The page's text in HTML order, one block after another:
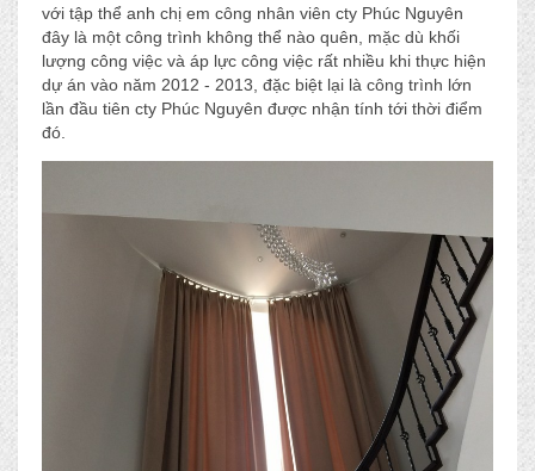
với tập thể anh chị em công nhân viên cty Phúc Nguyên
đây là một công trình không thể nào quên, mặc dù khối
lượng công việc và áp lực công việc rất nhiều khi thực hiện
dự án vào năm 2012 - 2013, đặc biệt lại là công trình lớn
lần đầu tiên cty Phúc Nguyên được nhận tính tới thời điểm
đó.